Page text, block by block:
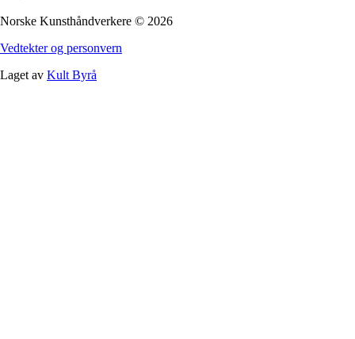
Norske Kunsthåndverkere © 2026
Vedtekter og personvern
Laget av Kult Byrå